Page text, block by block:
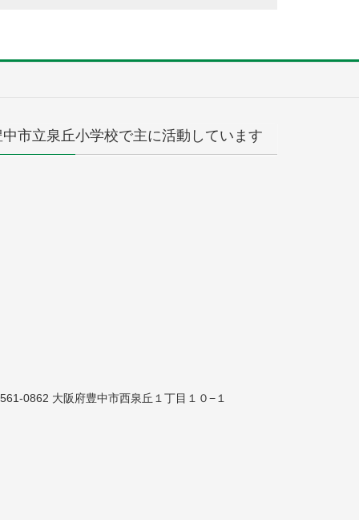
中市立泉丘小学校で主に活動しています
0862 大阪府豊中市西泉丘１丁目１０−１